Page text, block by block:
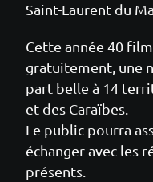
Saint-Laurent du
Cette année 40
gratuitement, une
part belle à 14
et des Caraïbes.
Le public pourra
échanger avec les
présents.